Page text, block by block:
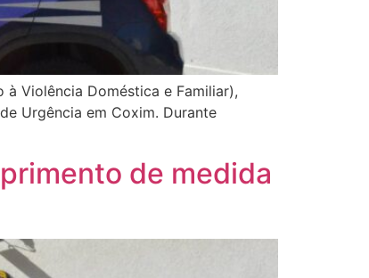
Violência Doméstica e Familiar),
Urgência em Coxim. Durante
de medida